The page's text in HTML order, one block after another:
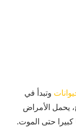
وتبدأ في
يحمل الأمراض
حتى الموت.